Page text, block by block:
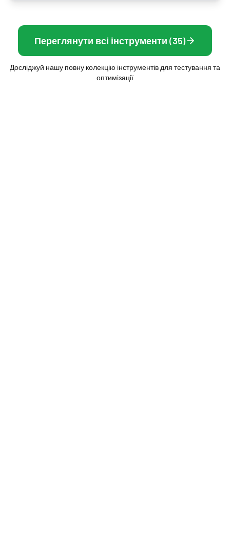
Переглянути всі інструменти (35)
Досліджуй нашу повну колекцію інструментів для тестування та
оптимізації